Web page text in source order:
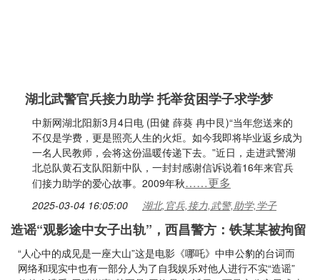
湖北武警官兵接力助学 托举贫困学子求学梦
中新网湖北阳新3月4日电 (田健 薛葵 冉中艮)“当年您送来的
不仅是学费，更是照亮人生的火炬。如今我即将毕业返乡成为
一名人民教师，会将这份温暖传递下去。”近日，走进武警湖
北总队黄石支队阳新中队，一封封感谢信诉说着16年来官兵
们接力助学的爱心故事。2009年秋……更多
2025-03-04 16:05:00 湖北,官兵,接力,武警,助学,学子
造谣“观影途中女子出轨”，西昌警方：铁某某被拘留
“人心中的成见是一座大山”这是电影《哪吒》中申公豹的台词而
网络和现实中也有一部分人为了自我娱乐对他人进行不实“造谣”